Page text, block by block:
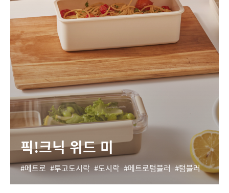
픽!크닉 위드 미
메트로 투고도시락 도시락 메트로텀블러 텀블러